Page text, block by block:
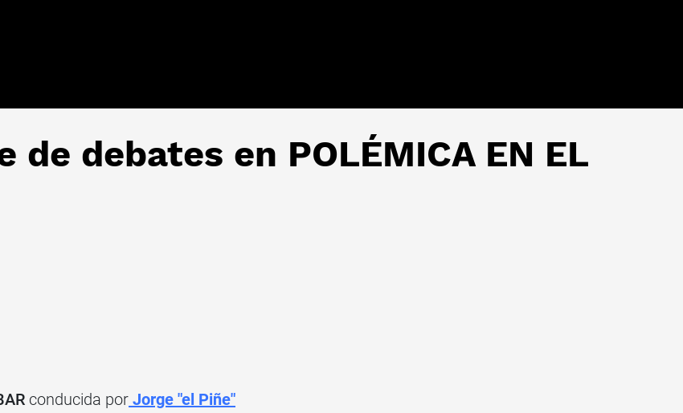
de debates en POLÉMICA EN EL
conducida por Jorge "el Piñe"